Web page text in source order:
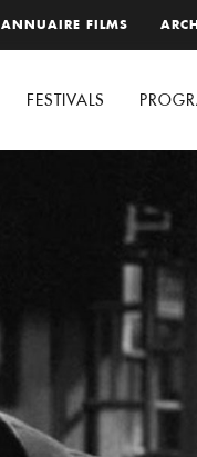
ANNUAIRE FILMS
FESTIVALS